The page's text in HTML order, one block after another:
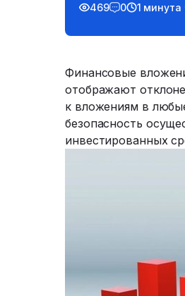
469 0 1 минута
Финансовые
отображают
к вложениям в
безопасность
инвестированных